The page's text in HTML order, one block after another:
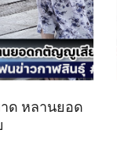
ด หลานยอด